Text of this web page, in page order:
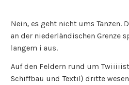
Nein, es geht nicht ums Tanzen.
an der niederländischen Grenze
langem i aus.
Auf den Feldern rund um
Schiffbau und Textil) dritte